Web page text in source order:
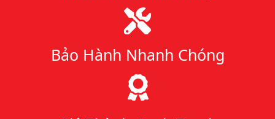
Bảo Hành Nhanh Chóng